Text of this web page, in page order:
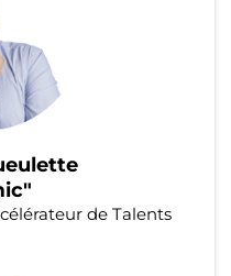
de Talents